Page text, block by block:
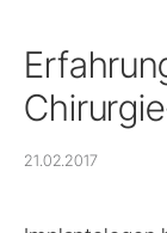
21.02.2017